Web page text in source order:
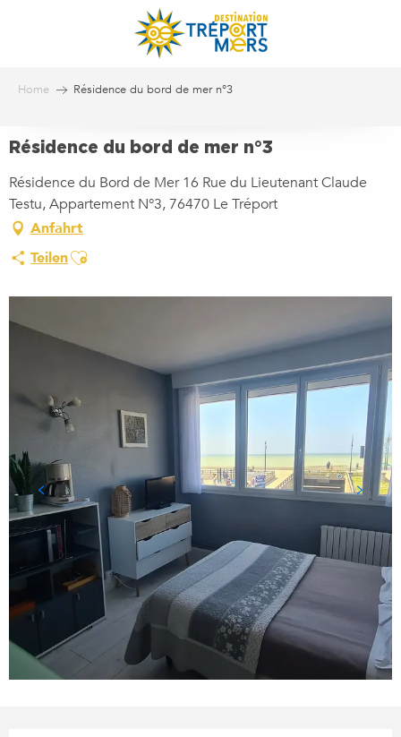
Home Résidence du bord de mer n°3
Résidence du bord de mer n°3
Résidence du Bord de Mer 16 Rue du Lieutenant Claude
Testu, Appartement N°3, 76470 Le Tréport
Anfahrt
TeilenAjouter aux favoris